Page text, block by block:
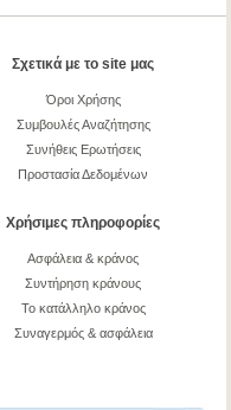
Σχετικά με το site μας
Όροι Χρήσης
Συμβουλές Αναζήτησης
Συνήθεις Ερωτήσεις
Προστασία Δεδομένων
Χρήσιμες πληροφορίες
Ασφάλεια & κράνος
Συντήρηση κράνους
Το κατάλληλο κράνος
Συναγερμός & ασφάλεια